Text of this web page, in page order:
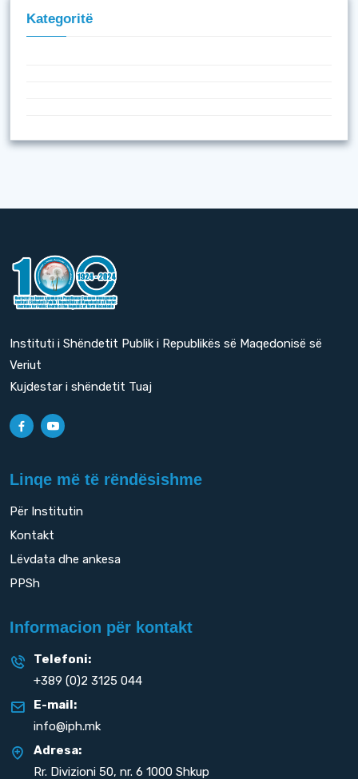
Kategoritë
Instituti i Shëndetit Publik i Republikës së Maqedonisë së
Veriut
Kujdestar i shëndetit Tuaj
Linqe më të rëndësishme
Për Institutin
Kontakt
Lëvdata dhe ankesa
PPSh
Informacion për kontakt
Telefoni:
+389 (0)2 3125 044
E-mail:
info@iph.mk
Adresa:
Rr. Divizioni 50, nr. 6 1000 Shkup